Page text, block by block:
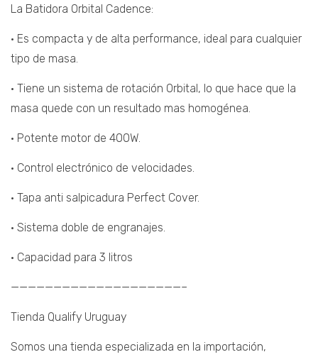
La Batidora Orbital Cadence:
• Es compacta y de alta performance, ideal para cualquier
tipo de masa.
• Tiene un sistema de rotación Orbital, lo que hace que la
masa quede con un resultado mas homogénea.
• Potente motor de 400W.
• Control electrónico de velocidades.
• Tapa anti salpicadura Perfect Cover.
• Sistema doble de engranajes.
• Capacidad para 3 litros
————————————————————–
Tienda Qualify Uruguay
Somos una tienda especializada en la importación,